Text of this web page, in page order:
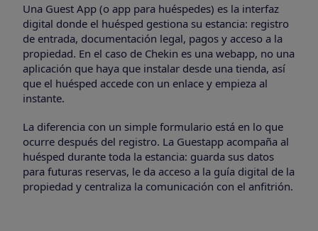
Una Guest App (o app para huéspedes) es la interfaz
digital donde el huésped gestiona su estancia: registro
de entrada, documentación legal, pagos y acceso a la
propiedad. En el caso de Chekin es una webapp, no una
aplicación que haya que instalar desde una tienda, así
que el huésped accede con un enlace y empieza al
instante.
La diferencia con un simple formulario está en lo que
ocurre después del registro. La Guestapp acompaña al
huésped durante toda la estancia: guarda sus datos
para futuras reservas, le da acceso a la guía digital de la
propiedad y centraliza la comunicación con el anfitrión.